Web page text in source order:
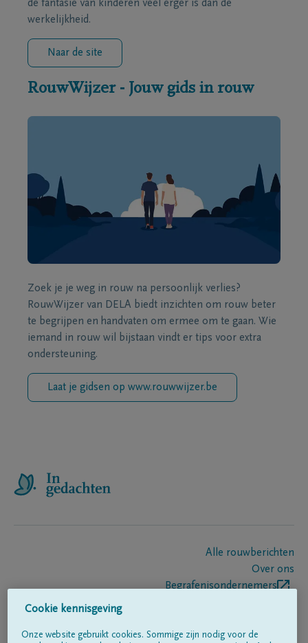
de fantasie van kinderen veel erger is dan de
werkelijkheid.
Naar de site
RouwWijzer - Jouw gids in rouw
Zoek je je weg in rouw na persoonlijk verlies?
RouwWijzer van DELA biedt inzichten om rouw beter
te begrijpen en handvaten om ermee om te gaan. Wie
iemand in rouw wil bijstaan vindt er tips voor extra
ondersteuning.
Laat je gidsen op www.rouwwijzer.be
Alle rouwberichten
Over ons
Begrafenisondernemers
Cookie kennisgeving
Onze website gebruikt cookies. Sommige zijn nodig voor de